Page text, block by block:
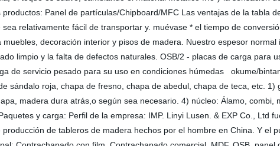
Panel de partículas/Chipboard/MFC Las ventajas de la tabla
relativamente fácil de transportar y. muévase * el tiempo de
decoración interior y pisos de madera. Nuestro espesor normal
limpio y la falta de defectos naturales. OSB/2 - placas de carga para
de servicio pesado para su uso en condiciones húmedas okume/
roja, chapa de fresno, chapa de abedul, chapa de teca, etc. 1)
madera dura atrás,o según sea necesario. 4) núcleo: Álamo, combi,
y carga: Perfil de la empresa: IMP. Linyi Lusen. & EXP Co., Ltd
de tableros de madera hechos por el hombre en China. Y el